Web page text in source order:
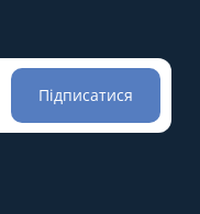
Підписатися